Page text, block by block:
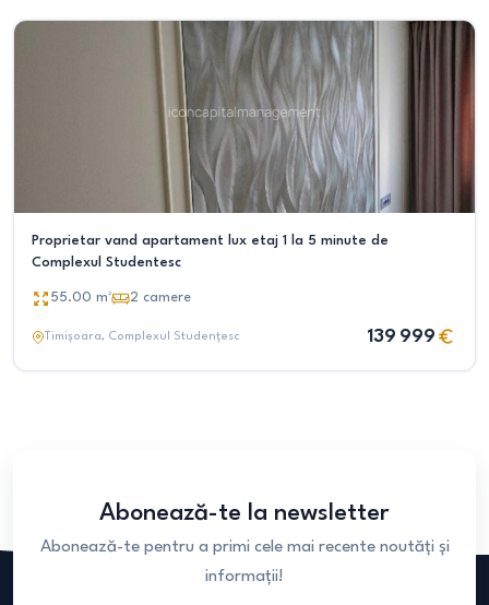
Proprietar vand apartament lux etaj 1 la 5 minute de
Complexul Studentesc
55.00 m² 2 camere
Timișoara, Complexul Studențesc 139 999
Abonează-te la newsletter
Abonează-te pentru a primi cele mai recente noutăți și
informații!